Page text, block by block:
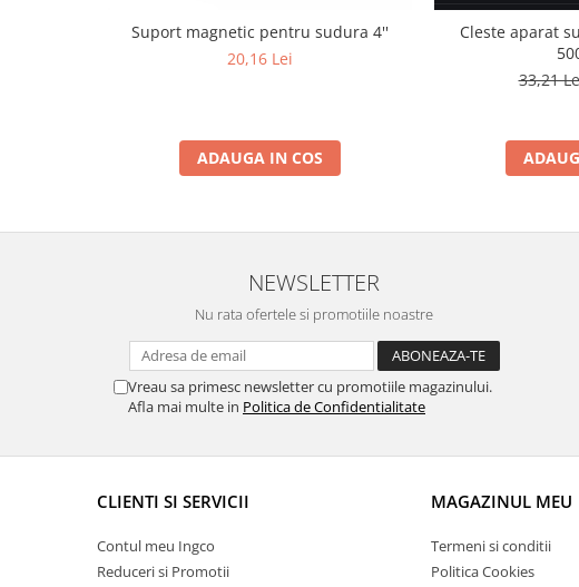
Suport magnetic pentru sudura 4''
20,16 Lei
ADAUGA IN COS
Cleste aparat
33,21
NEWSLETTER
Nu rata ofertele si promotiile noastre
Vreau sa primesc newsletter cu promotiile magazinului.
Afla mai multe in Politica de Confidentialitate
CLIENTI SI SERVICII
Contul meu Ingco
Reduceri si Promotii
MAGAZINUL MEU
Termeni si conditii
Politica Cookies